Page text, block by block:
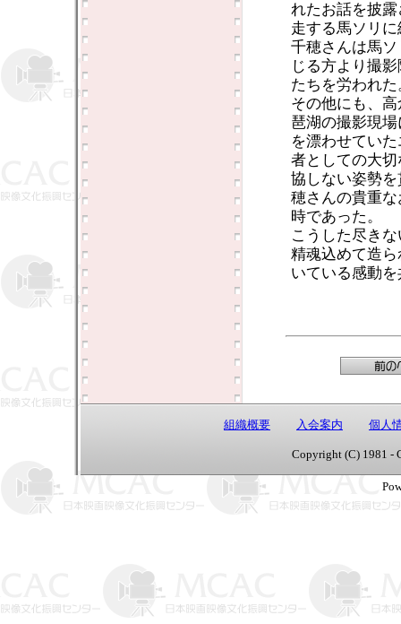
れたお話を披
走する馬ソリ
千穂さんは馬
じる方より撮
たちを労われた
その他にも、
琶湖の撮影現
を漂わせてい
者としての大
協しない姿勢
穂さんの貴重
時であった。
こうした尽き
精魂込めて造
いている感動
組織概要 入会案内 個人
Copyright (C) 1981 -